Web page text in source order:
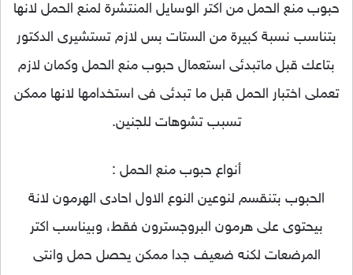
حبوب منع الحمل من اكتر الوسايل المنتشرة لمنع الحمل لانها
بتناسب نسبة كبيرة من الستات بس لازم تستشيرى الدكتور
بتاعك قبل ماتبدئى استعمال حبوب منع الحمل وكمان لازم
تعملى اختبار الحمل قبل ما تبدئى فى استخدامها لانها ممكن
تسبب تشوهات للجنين.
أنواع حبوب منع الحمل :
الحبوب بتنقسم لنوعين النوع الاول احادى الهرمون لانة
بيحتوى على هرمون البروجسترون فقط، وبيناسب اكتر
المرضعات لكنه ضعيف جدا ممكن يحصل حمل وانتى